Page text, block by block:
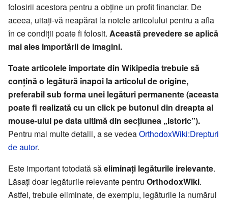
folosirii acestora pentru a obține un profit financiar. De
aceea, uitați-vă neapărat la notele articolului pentru a afla
în ce condiții poate fi folosit. Această prevedere se aplică
mai ales importării de imagini.
Toate articolele importate din Wikipedia trebuie să
conțină o legătură înapoi la articolul de origine,
preferabil sub forma unei legături permanente (aceasta
poate fi realizată cu un click pe butonul din dreapta al
mouse-ului pe data ultimă din secțiunea „istoric”).
Pentru mai multe detalii, a se vedeaOrthodoxWiki:Drepturi
de autor.
Este important totodată săeliminați legăturile irelevante.
Lăsați doar legăturile relevante pentru OrthodoxWiki.
Astfel, trebuie eliminate, de exemplu, legăturile la numărul